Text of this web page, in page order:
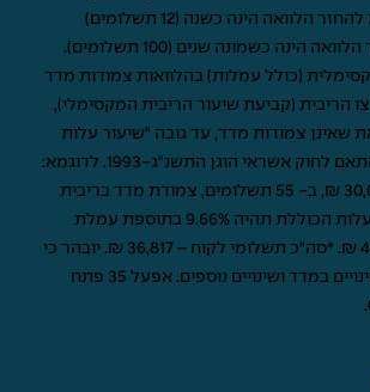
התקופה המינימלית להחזר הלוואה הינה כשנה (12 תשלומים)
והמקסימלית להחזר הלוואה הינה כשמונה שנים (100 תשלומים).
(כולל עמלות) בהלוואות צמודות מדד
לצו הריבית (קביעת שיעור הריבית המקסימלי),
בהלוואת שאינן צמודות מדד, עד גובה "שיעור עלות
האשראי המרבי" בהתאם לחוק אשראי הוגן התשנ"ג-1993. לדוגמא:
בהלוואה על סך 30,000 ₪, ב- 55 תשלומים, צמודת מדד בריבית
בשיעור של 8.5%, העלות הכוללת תהיה 9.66% בתוספת עמלת
פתיחת תיק בסך 490 ₪. *סה"כ תשלומי לקוח – 36,817 ₪. יובהר כי
ההערכה כפופה לשינויים במדד ושינויים נוספים. אפעל 35 פתח
.